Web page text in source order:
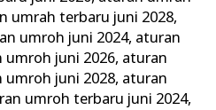
umrah terbaru juni 2028,
umroh juni 2024, aturan
umroh juni 2026, aturan
umroh juni 2028, aturan
umroh terbaru juni 2024,